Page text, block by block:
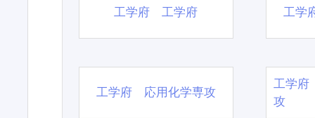
工学府 工学府 工学
工学府 応用化学専攻
工学府
攻